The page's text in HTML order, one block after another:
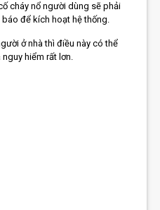
cháy nổ người dùng sẽ phải
để kích hoạt hệ thống.
ở nhà thì điều này có thể
hiểm rất lơn.